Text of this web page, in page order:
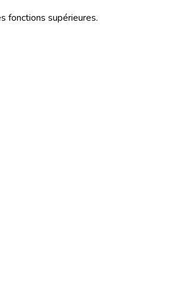
fonctions supérieures.